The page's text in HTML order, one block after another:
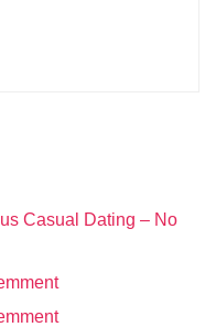
Casual Dating – No